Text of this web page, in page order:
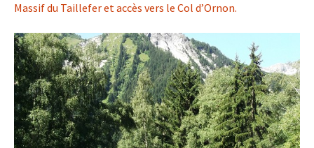
Massif du Taillefer et accès vers le Col d’Ornon.